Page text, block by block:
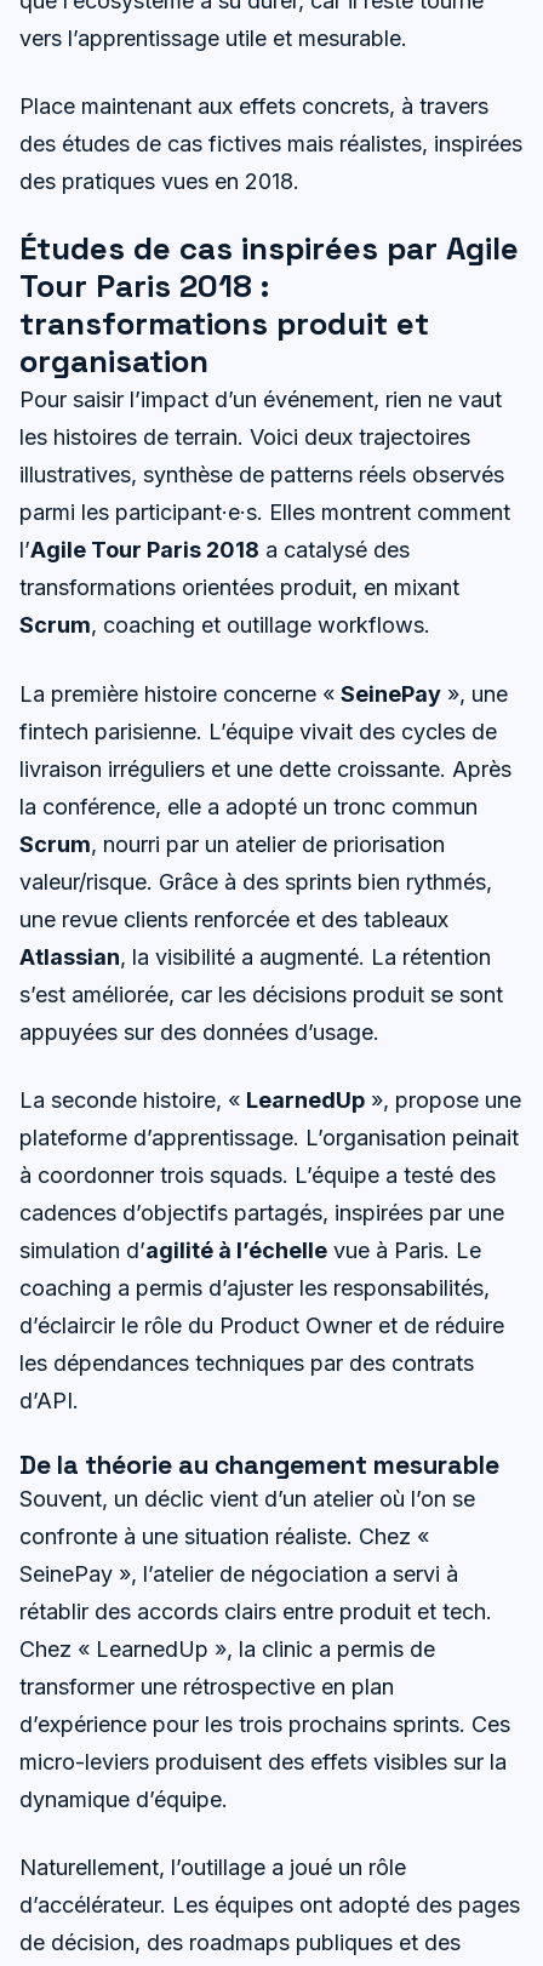
vers l’apprentissage utile et mesurable.
Place maintenant aux effets concrets, à travers
des études de cas fictives mais réalistes, inspirées
des pratiques vues en 2018.
Études de cas inspirées par Agile
Tour Paris 2018 :
transformations produit et
organisation
Pour saisir l’impact d’un événement, rien ne vaut
les histoires de terrain. Voici deux trajectoires
illustratives, synthèse de patterns réels observés
parmi les participant·e·s. Elles montrent comment
l’Agile Tour Paris 2018 a catalysé des
transformations orientées produit, en mixant
Scrum, coaching et outillage workflows.
La première histoire concerne « SeinePay », une
fintech parisienne. L’équipe vivait des cycles de
livraison irréguliers et une dette croissante. Après
la conférence, elle a adopté un tronc commun
Scrum, nourri par un atelier de priorisation
valeur/risque. Grâce à des sprints bien rythmés,
une revue clients renforcée et des tableaux
Atlassian, la visibilité a augmenté. La rétention
s’est améliorée, car les décisions produit se sont
appuyées sur des données d’usage.
La seconde histoire, « LearnedUp », propose une
plateforme d’apprentissage. L’organisation peinait
à coordonner trois squads. L’équipe a testé des
cadences d’objectifs partagés, inspirées par une
simulation d’agilité à l’échelle vue à Paris. Le
coaching a permis d’ajuster les responsabilités,
d’éclaircir le rôle du Product Owner et de réduire
les dépendances techniques par des contrats
d’API.
De la théorie au changement mesurable
Souvent, un déclic vient d’un atelier où l’on se
confronte à une situation réaliste. Chez «
SeinePay », l’atelier de négociation a servi à
rétablir des accords clairs entre produit et tech.
Chez « LearnedUp », la clinic a permis de
transformer une rétrospective en plan
d’expérience pour les trois prochains sprints. Ces
micro-leviers produisent des effets visibles sur la
dynamique d’équipe.
Naturellement, l’outillage a joué un rôle
d’accélérateur. Les équipes ont adopté des pages
de décision, des roadmaps publiques et des